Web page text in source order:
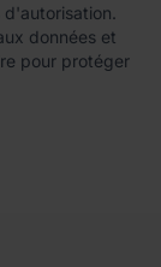
données et
pour protéger